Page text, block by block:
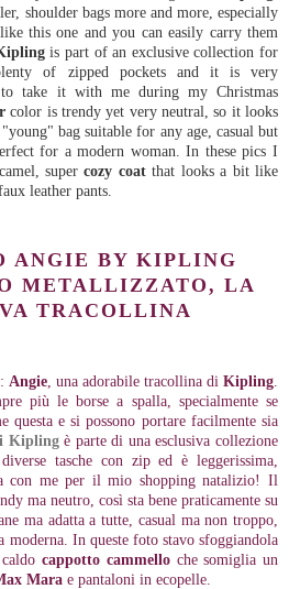
shoulder bags more and more, especially
this one and you can easily carry them
is part of an exclusive collection for
of zipped pockets and it is very
take it with me during my Christmas
color is trendy yet very neutral, so it looks
bag suitable for any age, casual but
for a modern woman. In these pics I
supercozy coatthat looks a bit like
leather pants.
ANGIE BY KIPLING
METALLIZZATO, LA
TRACOLLINA
Angie , una adorabile tracollina di Kipling
più le borse a spalla, specialmente se
questa e si possono portare facilmente sia
Kiplingè parte di una esclusiva collezione
tasche con zip ed è leggerissima,
con me per il mio shopping natalizio! Il
ma neutro, così sta bene praticamente su
ma adatta a tutte, casual ma non troppo,
moderna. In queste foto stavo sfoggiandola
caldocappotto cammelloche somiglia un
Mara e pantaloni in ecopelle.